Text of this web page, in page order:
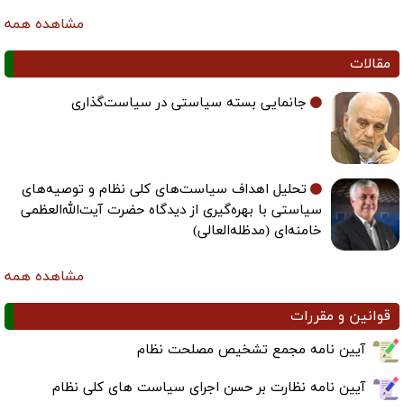
مشاهده همه
مقالات
جانمایی بسته سیاستی در سیاست‌گذاری
تحلیل اهداف سیاست‌های کلی نظام و توصیه‌های
سیاستی با بهره‌گیری از دیدگاه حضرت آیت‌الله‌العظمی
خامنه‌ای (مدظله‌العالی)
مشاهده همه
قوانین و مقررات
آیین نامه مجمع تشخیص مصلحت نظام
آیین نامه نظارت بر حسن اجرای سیاست های کلی نظام